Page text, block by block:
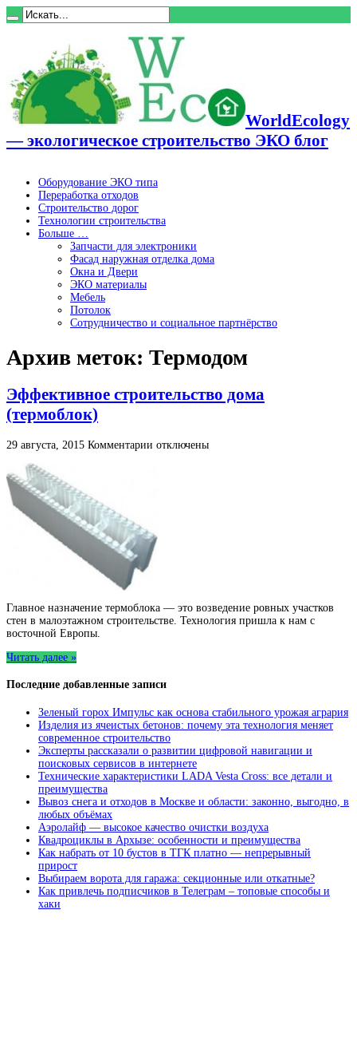
WorldEcology
— экологическое строительство ЭКО блог
Оборудование ЭКО типа
Переработка отходов
Строительство дорог
Технологии строительства
Больше …
Запчасти для электроники
Фасад наружная отделка дома
Окна и Двери
ЭКО материалы
Мебель
Потолок
Сотрудничество и социальное партнёрство
Архив меток: Термодом
Эффективное строительство дома
(термоблок)
29 августа, 2015 Комментарии котключены
Главное назначение термоблока — это возведение ровных участков
стен в малоэтажном строительстве. Технология пришла к нам с
восточной Европы.
Читать далее »
Последние добавленные записи
Зеленый горох Импульс как основа стабильного урожая агрария
Изделия из ячеистых бетонов: почему эта технология меняет
современное строительство
Эксперты рассказали о развитии цифровой навигации и
поисковых сервисов в интернете
Технические характеристики LADA Vesta Cross: все детали и
преимущества
Вывоз снега и отходов в Москве и области: законно, выгодно, в
любых объёмах
Аэролайф — высокое качество очистки воздуха
Квадроциклы в Архызе: особенности и преимущества
Как набрать от 10 бустов в ТГК платно — непрерывный
прирост
Выбираем ворота для гаража: секционные или откатные?
Как привлечь подписчиков в Телеграм – топовые способы и
хаки